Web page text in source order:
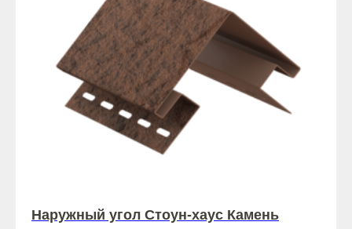
Наружный угол Стоун-хаус Камень